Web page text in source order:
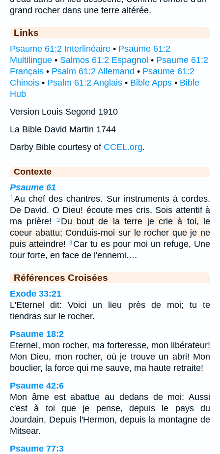
grand rocher dans une terre altérée.
Links
Psaume 61:2 Interlinéaire • Psaume 61:2
Multilingue • Salmos 61:2 Espagnol • Psaume 61:2
Français • Psalm 61:2 Allemand • Psaume 61:2
Chinois • Psalm 61:2 Anglais • Bible Apps • Bible
Hub
Version Louis Segond 1910
La Bible David Martin 1744
Darby Bible courtesy of CCEL.org.
Contexte
Psaume 61
1 Au chef des chantres. Sur instruments à cordes.
De David. O Dieu! écoute mes cris, Sois attentif à
ma prière!
2 Du bout de la terre je crie à toi, le
coeur abattu; Conduis-moi sur le rocher que je ne
puis atteindre!
3 Car tu es pour moi un refuge, Une
tour forte, en face de l'ennemi.…
Références Croisées
Exode 33:21
L'Eternel dit: Voici un lieu près de moi; tu te
tiendras sur le rocher.
Psaume 18:2
Eternel, mon rocher, ma forteresse, mon libérateur!
Mon Dieu, mon rocher, où je trouve un abri! Mon
bouclier, la force qui me sauve, ma haute retraite!
Psaume 42:6
Mon âme est abattue au dedans de moi: Aussi
c'est à toi que je pense, depuis le pays du
Jourdain, Depuis l'Hermon, depuis la montagne de
Mitsear.
Psaume 77:3